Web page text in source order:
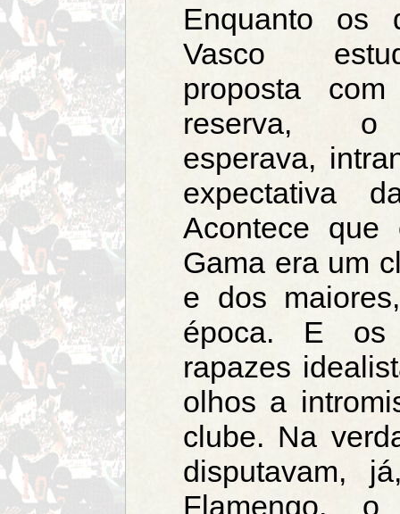
Enquanto os
Vasco
proposta
reserva, o
esperava,
expectativa
Acontece que
Gama era um
e dos
época. E os
rapazes
olhos a
clube. Na
disputavam,
Flamengo,